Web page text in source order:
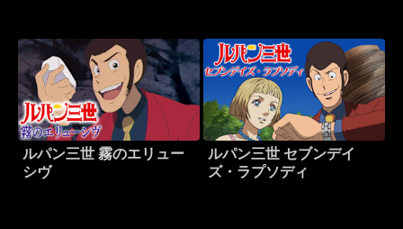
ルパン三世 霧のエリュー
シヴ
ルパン三世 セブンデイ
ズ・ラプソディ